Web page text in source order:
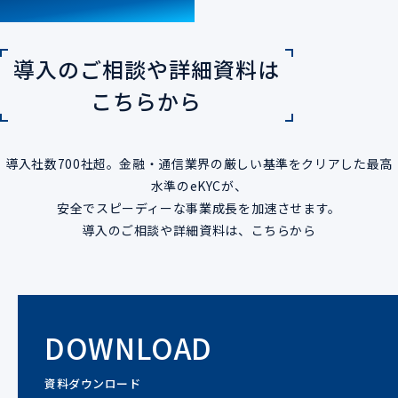
導入のご相談や詳細資料は
こちらから
導入社数700社超。金融・通信業界の厳しい基準をクリアした最高
水準のeKYCが、
安全でスピーディーな事業成長を加速させます。
導入のご相談や詳細資料は、こちらから
DOWNLOAD
資料ダウンロード